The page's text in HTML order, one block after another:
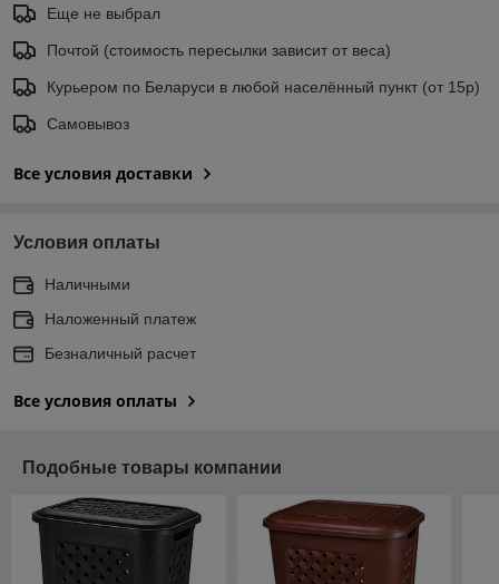
Еще не выбрал
Почтой (стоимость пересылки зависит от веса)
Курьером по Беларуси в любой населённый пункт (от 15р)
Самовывоз
Все условия доставки
Условия оплаты
Наличными
Наложенный платеж
Безналичный расчет
Все условия оплаты
Подобные товары компании